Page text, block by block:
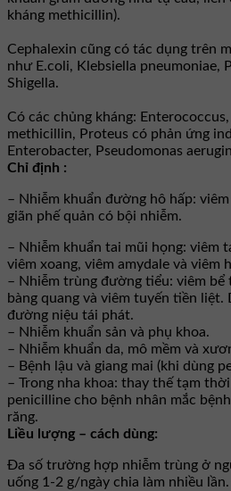
kháng methicillin).
Cephalexin cũng có tác dụng trên
như E.coli, Klebsiella pneumoniae,
Shigella.
Có các chủng kháng:
methicillin, Proteus có phản ứng
Enterobacter, Pseudomonas
Chỉ định :
– Nhiễm khuẩn đường hô hấp:
giãn phế quản có bội nhiễm.
– Nhiễm khuẩn tai mũi họng: viêm
viêm xoang, viêm amydale và viêm
– Nhiễm trùng đường tiểu: viêm bể
bàng quang và viêm tuyến tiền liệt.
đường niệu tái phát.
– Nhiễm khuẩn sản và phụ khoa.
– Nhiễm khuẩn da, mô mềm và
– Bệnh lậu và giang mai (khi dùng
– Trong nha khoa: thay thế tạm
penicilline cho bệnh nhân mắc
răng.
Liều lượng – cách dùng:
Ða số trường hợp nhiễm trùng ở
uống 1-2 g/ngày chia làm nhiều